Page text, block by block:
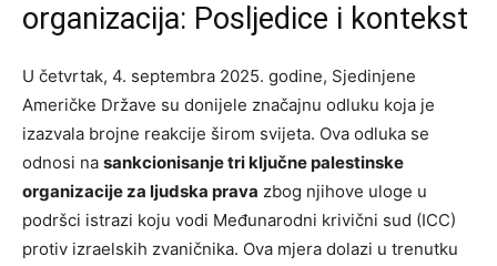
organizacija: Posljedice i kontekst
U četvrtak, 4. septembra 2025. godine, Sjedinjene
Američke Države su donijele značajnu odluku koja je
izazvala brojne reakcije širom svijeta. Ova odluka se
odnosi na sankcionisanje tri ključne palestinske
organizacije za ljudska prava zbog njihove uloge u
podršci istrazi koju vodi Međunarodni krivični sud (ICC)
protiv izraelskih zvaničnika. Ova mjera dolazi u trenutku